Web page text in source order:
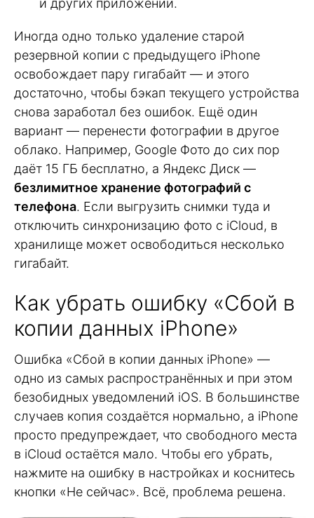
и других приложений.
Иногда одно только удаление старой
резервной копии с предыдущего iPhone
освобождает пару гигабайт — и этого
достаточно, чтобы бэкап текущего устройства
снова заработал без ошибок. Ещё один
вариант — перенести фотографии в другое
облако. Например, Google Фото до сих пор
даёт 15 ГБ бесплатно, а Яндекс Диск —
безлимитное хранение фотографий с
телефона. Если выгрузить снимки туда и
отключить синхронизацию фото с iCloud, в
хранилище может освободиться несколько
гигабайт.
Как убрать ошибку «Сбой в
копии данных iPhone»
Ошибка «Сбой в копии данных iPhone» —
одно из самых распространённых и при этом
безобидных уведомлений iOS. В большинстве
случаев копия создаётся нормально, а iPhone
просто предупреждает, что свободного места
в iCloud остаётся мало. Чтобы его убрать,
нажмите на ошибку в настройках и коснитесь
кнопки «Не сейчас». Всё, проблема решена.